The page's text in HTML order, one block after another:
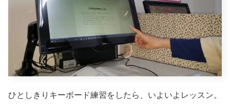
ひとしきりキーボード練習をしたら、いよいよレッスン。